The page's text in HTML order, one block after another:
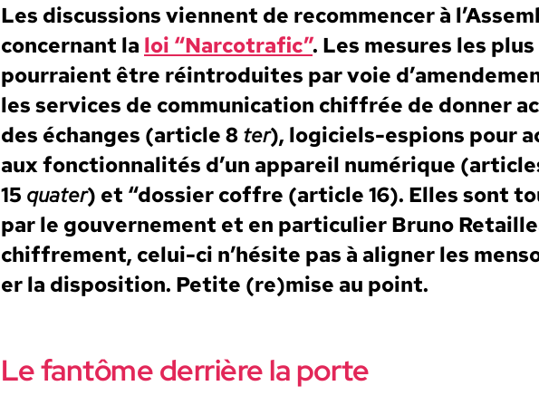
Les dis­cus­sions vien­nent de recom­mencer à
con­cer­nant la loi “Nar­co­traf­ic”. Les mesures les
pour­raient être réin­tro­duites par voie
les ser­vices de com­mu­ni­ca­tion chiffrée de don­ner
des échanges (arti­cle 8ter), logi­ciels-espi­ons pour
aux fonc­tion­nal­ités d’un appareil numérique
15 quater) et “dossier cof­fre (arti­cle 16). Elles sont
par le gou­verne­ment et en par­ti­c­uli­er Bruno
chiffre­ment, celui-ci n’hésite pas à align­er les
er la dis­po­si­tion. Petite (re)mise au point.
Le fantôme derrière la porte